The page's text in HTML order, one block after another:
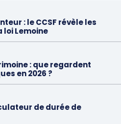
: le CCSF révèle les
loi Lemoine
: que regardent
en 2026 ?
de durée de